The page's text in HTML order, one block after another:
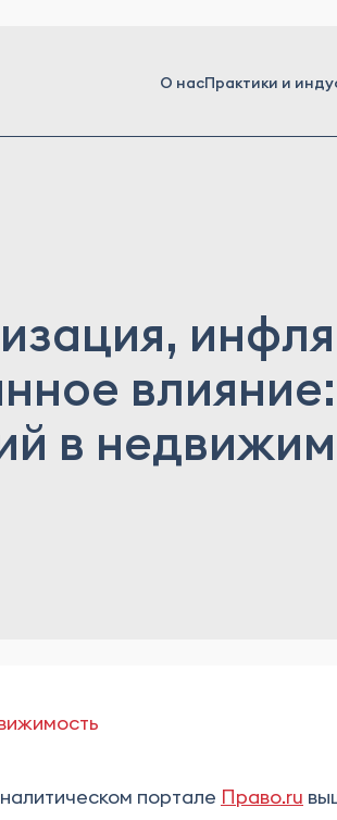
О насПрактики и
в
портале Право.ru